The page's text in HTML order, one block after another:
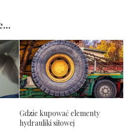
Gdzie kupować elementy
hydrauliki siłowej